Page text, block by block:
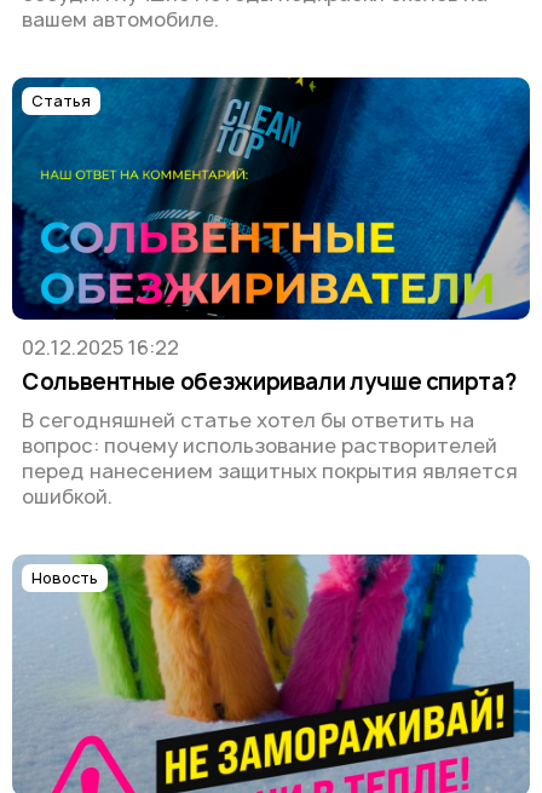
вашем автомобиле.
Статья
02.12.2025 16:22
Сольвентные обезжиривали лучше спирта?
В сегодняшней статье хотел бы ответить на
вопрос: почему использование растворителей
перед нанесением защитных покрытия является
ошибкой.
Новость